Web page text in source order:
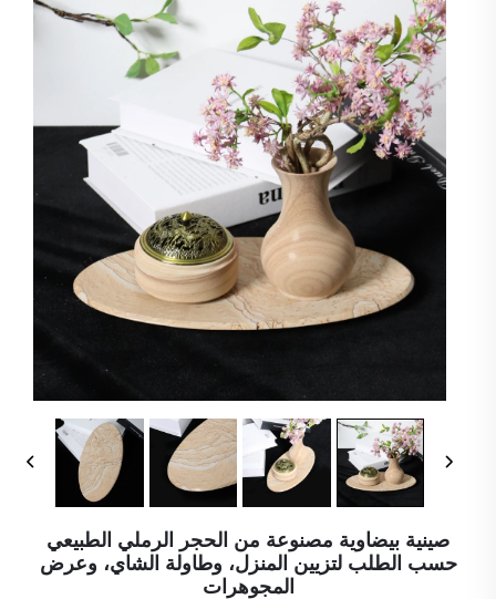
صينية بيضاوية مصنوعة من الحجر الرملي الطبيعي
حسب الطلب لتزيين المنزل، وطاولة الشاي، وعرض
المجوهرات